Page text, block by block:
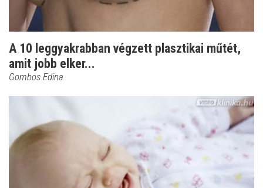
A 10 leggyakrabban végzett plasztikai műtét,
amit jobb elker...
Gombos Edina